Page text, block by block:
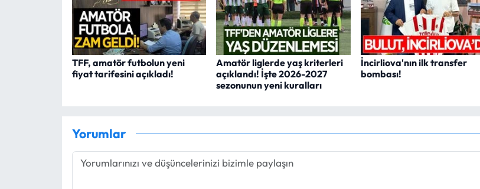
TFF, amatör futbolun yeni
fiyat tarifesini açıkladı!
Amatör liglerde yaş kriterleri
açıklandı! İşte 2026-2027
sezonunun yeni kuralları
İncirliova'nın ilk transfer
bombası!
Yorumlar